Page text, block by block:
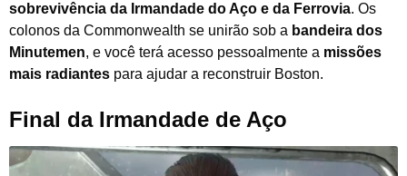
sobrevivência da Irmandade do Aço e da Ferrovia. Os
colonos da Commonwealth se unirão sob a bandeira dos
Minutemen, e você terá acesso pessoalmente a missões
mais radiantes para ajudar a reconstruir Boston.
Final da Irmandade de Aço